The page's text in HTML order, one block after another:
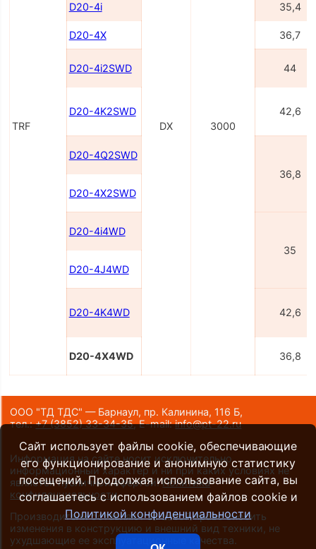
TRF DX 3000
D20-4i 35,4
D20-4X 36,7
D20-4i2SWD 44
D20-4K2SWD 42,6
D20-4Q2SWD
36,8
D20-4X2SWD
D20-4i4WD
35
D20-4J4WD
D20-4K4WD 42,6
D20-4X4WD 36,8
ООО "ТД ТДС" — Барнаул, пр. Калинина, 116 Б,
тел.:+7 (3852) 33-34-35,E-mail:info@pt-22.ru
Информация на сайте носит исключительно
информационный характер и ни при каких условиях не
является публичной офертой.Политика
конфиденциальности.
Производители оставляют за собой право вносить
изменения в конструкцию и внешний вид техники, не
ухудшающие ее эксплуатационные качества.
Сайт использует файлы cookie, обеспечивающие
его функционирование и анонимную статистику
посещений. Продолжая использование сайта, вы
соглашаетесь с использованием файлов cookie и
Политикой конфиденциальности